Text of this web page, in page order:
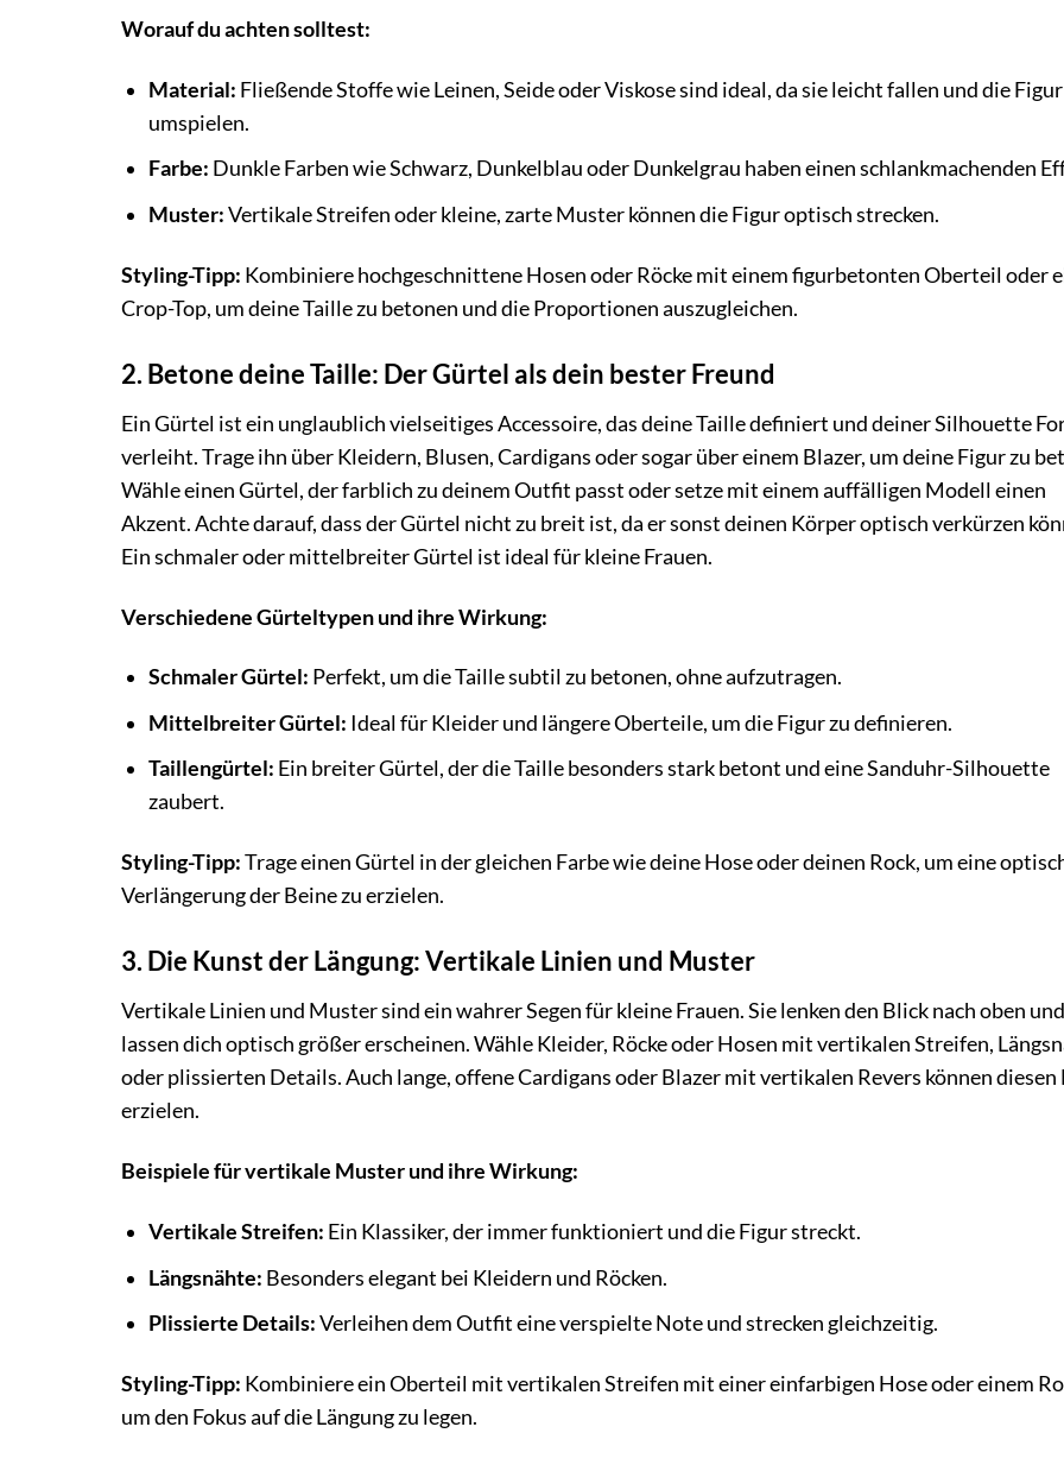
Worauf du achten solltest:
Material: Fließende Stoffe wie Leinen, Seide oder Viskose sind ideal, da sie leicht fallen und die Figur
umspielen.
Farbe: Dunkle Farben wie Schwarz, Dunkelblau oder Dunkelgrau haben einen schlankmachenden
Muster:Vertikale Streifen oder kleine, zarte Muster können die Figur optisch strecken.
Styling-Tipp: Kombiniere hochgeschnittene Hosen oder Röcke mit einem figurbetonten Oberteil oder
Crop-Top, um deine Taille zu betonen und die Proportionen auszugleichen.
2. Betone deine Taille: Der Gürtel als dein bester Freund
Ein Gürtel ist ein unglaublich vielseitiges Accessoire, das deine Taille definiert und deiner Silhouette
verleiht. Trage ihn über Kleidern, Blusen, Cardigans oder sogar über einem Blazer, um deine Figur zu
Wähle einen Gürtel, der farblich zu deinem Outfit passt oder setze mit einem auffälligen Modell einen
Akzent. Achte darauf, dass der Gürtel nicht zu breit ist, da er sonst deinen Körper optisch verkürzen
Ein schmaler oder mittelbreiter Gürtel ist ideal für kleine Frauen.
Verschiedene Gürteltypen und ihre Wirkung:
Schmaler Gürtel: Perfekt, um die Taille subtil zu betonen, ohne aufzutragen.
Mittelbreiter Gürtel: Ideal für Kleider und längere Oberteile, um die Figur zu definieren.
Taillengürtel: Ein breiter Gürtel, der die Taille besonders stark betont und eine Sanduhr-Silhouette
zaubert.
Styling-Tipp:Trage einen Gürtel in der gleichen Farbe wie deine Hose oder deinen Rock, um eine
Verlängerung der Beine zu erzielen.
3. Die Kunst der Längung: Vertikale Linien und Muster
Vertikale Linien und Muster sind ein wahrer Segen für kleine Frauen. Sie lenken den Blick nach oben und
lassen dich optisch größer erscheinen. Wähle Kleider, Röcke oder Hosen mit vertikalen Streifen,
oder plissierten Details. Auch lange, offene Cardigans oder Blazer mit vertikalen Revers können diesen
erzielen.
Beispiele für vertikale Muster und ihre Wirkung:
Vertikale Streifen: Ein Klassiker, der immer funktioniert und die Figur streckt.
Längsnähte: Besonders elegant bei Kleidern und Röcken.
Plissierte Details:Verleihen dem Outfit eine verspielte Note und strecken gleichzeitig.
Styling-Tipp: Kombiniere ein Oberteil mit vertikalen Streifen mit einer einfarbigen Hose oder einem
um den Fokus auf die Längung zu legen.